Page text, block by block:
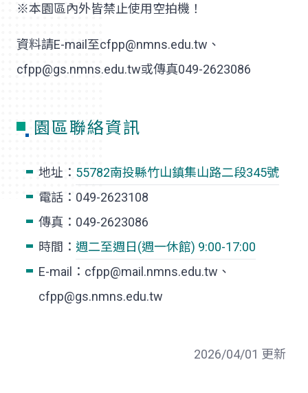
※本園區內外皆禁止使用空拍機！
資料請E-mail至cfpp@nmns.edu.tw、
cfpp@gs.nmns.edu.tw或傳真049-2623086
園區聯絡資訊
地址： 55782南投縣竹山鎮集山路二段345號
電話：049-2623108
傳真：049-2623086
時間： 週二至週日(週一休館) 9:00-17:00
E-mail：cfpp@mail.nmns.edu.tw、
cfpp@gs.nmns.edu.tw
2026/04/01 更新